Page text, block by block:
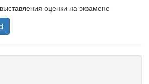
оценки на экзамене